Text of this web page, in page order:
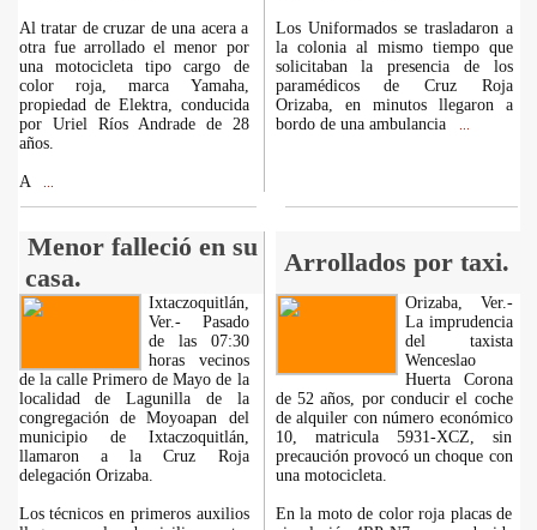
Al tratar de cruzar de una acera a
otra fue arrollado el menor por
una motocicleta tipo cargo de
color roja, marca Yamaha,
propiedad de Elektra, conducida
por Uriel Ríos Andrade de 28
años.
A
Los Uniformados se trasladaron a
la colonia al mismo tiempo que
solicitaban la presencia de los
paramédicos de Cruz Roja
Orizaba, en minutos llegaron a
bordo de una ambulancia
Menor falleció en su
casa.
Arrollados por taxi.
Ixtaczoquitlán,
Ver.- Pasado
de las 07:30
horas vecinos
de la calle Primero de Mayo de la
localidad de Lagunilla de la
congregación de Moyoapan del
municipio de Ixtaczoquitlán,
llamaron a la Cruz Roja
delegación Orizaba.
Los técnicos en primeros auxilios
Orizaba, Ver.-
La imprudencia
del taxista
Wenceslao
Huerta Corona
de 52 años, por conducir el coche
de alquiler con número económico
10, matricula 5931-XCZ, sin
precaución provocó un choque con
una motocicleta.
En la moto de color roja placas de